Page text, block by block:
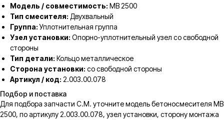
Модель / совместимость: MB 2500
Тип смесителя: Двухвальный
Группа:Уплотнительная группа
Узел установки: Опорно-уплотнительный узел со свободной
стороны
Тип детали: Кольцо металлическое
Сторона установки: со свободной стороны
Артикул / код: 2.003.00.078
Подбор и поставка
Для подбора запчасти C.M. уточните модель бетоносмесителя MB
2500, по артикулу 2.003.00.078, узел установки, сторону монтажа